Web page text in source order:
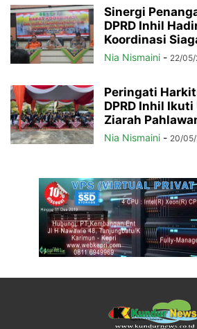
Sinergi
DPRD Inhil
Koordinasi
Nia Nismaini - 22/
Peringati
DPRD Inhil
Ziarah
Nia Nismaini - 20/